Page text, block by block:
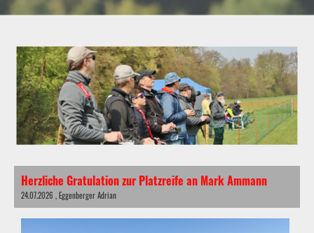
Herzliche Gratulation zur Platzreife an Mark Ammann
24.07.2026 , Eggenberger Adrian